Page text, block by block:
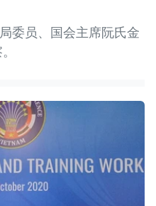
委员、国会主席阮氏金